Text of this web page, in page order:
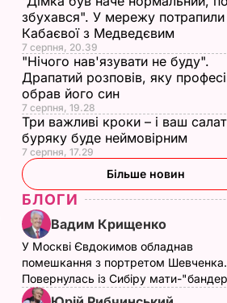
збухався". У мережу потрапили
Кабаєвої з Медведєвим
7 серпня, 20.39
"Нічого нав'язувати не буду".
Драпатий розповів, яку
обрав його син
7 серпня, 19.28
Три важливі кроки – і ваш салат
буряку буде неймовірним
7 серпня, 17.29
Більше новин
БЛОГИ
Вадим Крищенко
У Москві Євдокимов обладнав
помешкання з портретом Шевченка.
Повернулась із Сибіру мати-